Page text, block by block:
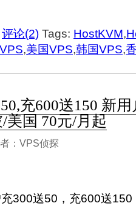
评论(2) Tags: HostKVM,
,美国VPS,韩国VPS,
充600送150 新
美国 70元/月起
：VPS侦探
300送50，充600送